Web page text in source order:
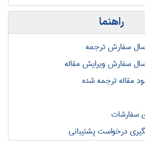
راهنما
سفارش ترجمه
سفارش ویرایش مقاله
مقاله ترجمه شده
سفارشات
درخواست پشتیبانی